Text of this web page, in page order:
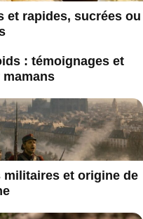
et rapides, sucrées ou
: témoignages et
militaires et origine de